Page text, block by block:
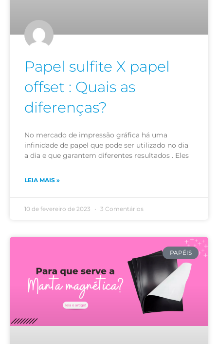
Papel sulfite X papel
offset : Quais as
diferenças?
No mercado de impressão gráfica há uma
infinidade de papel que pode ser utilizado no dia
a dia e que garantem diferentes resultados . Eles
LEIA MAIS »
10 de fevereiro de 2023 3 Comentários
PAPÉIS